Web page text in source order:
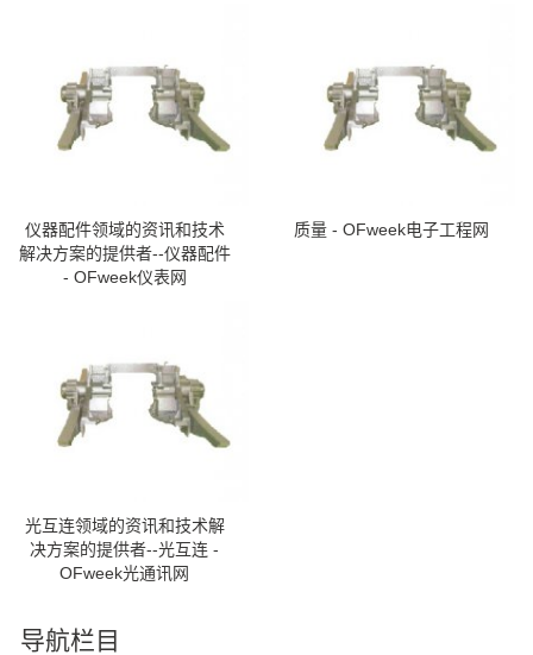
仪器配件领域的资讯和技术
解决方案的提供者--仪器配件
- OFweek仪表网
质量 - OFweek电子工程网
光互连领域的资讯和技术解
决方案的提供者--光互连 -
OFweek光通讯网
导航栏目